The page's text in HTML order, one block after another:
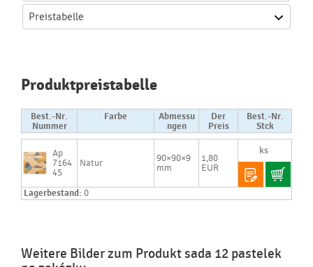
Preistabelle
Produktpreistabelle
Best.-Nr.
Nummer
Farbe
Abmessu
ngen
Der
Preis
Best.-Nr.
Stck
Ap
7164
45
Natur
90×90×9
mm
1,80
EUR
Lagerbestand: 0
Weitere Bilder zum Produkt sada 12 pastelek